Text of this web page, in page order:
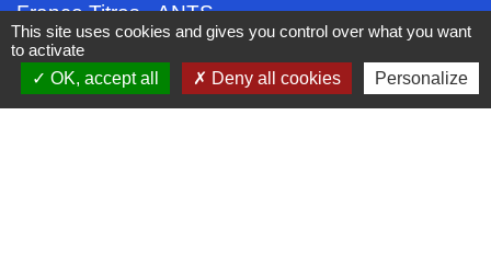
France Titres - ANTS
Oise mobilité
France Identité
Service Public
This site uses cookies and gives you control over what you want
to activate
OK, accept all
Deny all cookies Personalize